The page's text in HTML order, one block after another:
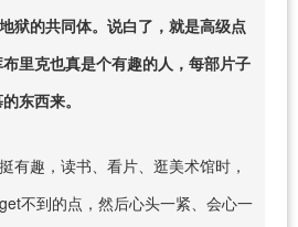
狱的共同体。说白了，就是高级点
里克也真是个有趣的人，每部片子
东西来。
有趣，读书、看片、逛美术馆时，
不到的点，然后心头一紧、会心一